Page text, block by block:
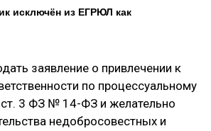
исключён из ЕГРЮЛ как
заявление о привлечении к
по процессуальному
3 ФЗ № 14-ФЗ и желательно
недобросовестных и